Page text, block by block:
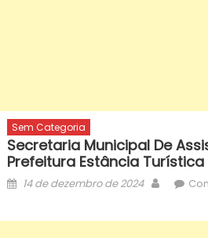
Sem Categoria
Secretaria Municipal De
Prefeitura Estância
Posted
14 de dezembro de 2024 Author